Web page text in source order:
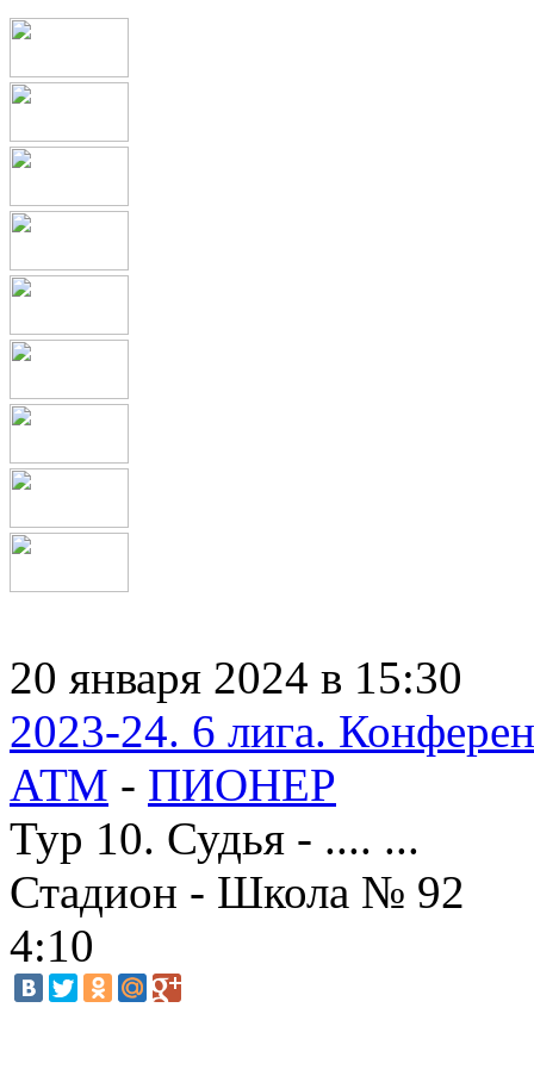
20 января 2024 в 15:30
2023-24. 6 лига.
АТМ - ПИОНЕР
Тур 10. Судья - .... ...
Стадион - Школа № 92
4:10